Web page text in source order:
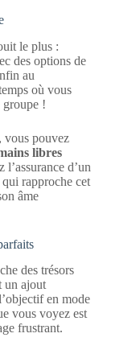
le plus :
des options de
au
où vous
groupe !
vous pouvez
libres
d’un
rapproche cet
âme
des trésors
un ajout
en mode
vous voyez est
frustrant.